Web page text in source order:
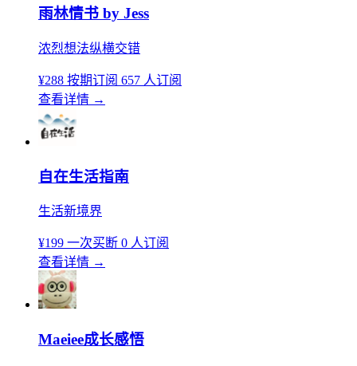
雨林情书 by Jess
浓烈想法纵横交错
¥288 按期订阅 657 人订阅
查看详情 →
自在生活指南
生活新境界
¥199 一次买断 0 人订阅
查看详情 →
Maeiee成长感悟